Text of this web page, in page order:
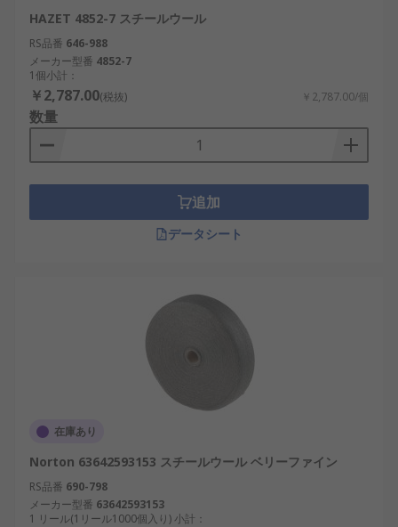
HAZET 4852-7 スチールウール
RS品番 646-988
メーカー型番 4852-7
1個小計：
￥2,787.00(税抜) ￥2,787.00/個
数量
追加
データシート
在庫あり
Norton 63642593153 スチールウール ベリーファイン
RS品番 690-798
メーカー型番 63642593153
1 リール(1リール1000個入り) 小計：